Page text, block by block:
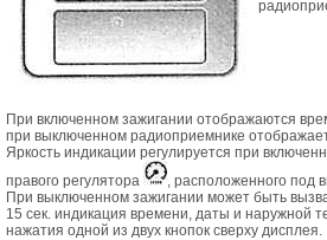
При включенном зажигании отображаются
при выключенном радиоприемнике
Яркость индикации регулируется при
правого регулятора
, расположенного под
При выключенном зажигании может быть
15 сек. индикация времени, даты и наружной
нажатия одной из двух кнопок сверху дисплея.